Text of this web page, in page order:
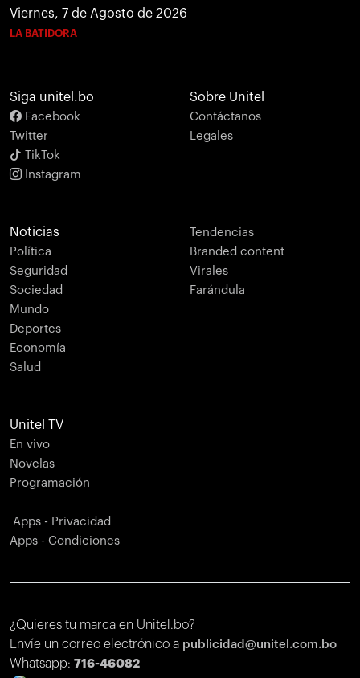
Viernes, 7 de Agosto de 2026
LA BATIDORA
Siga unitel.bo
Facebook
Twitter
TikTok
Instagram
Sobre Unitel
Contáctanos
Legales
Noticias
Política
Seguridad
Sociedad
Mundo
Deportes
Economía
Salud
Tendencias
Branded content
Virales
Farándula
Unitel TV
En vivo
Novelas
Programación
Apps - Privacidad
Apps - Condiciones
¿Quieres tu marca en Unitel.bo?
Envíe un correo electrónico a publicidad@unitel.com.bo
Whatsapp: 716-46082